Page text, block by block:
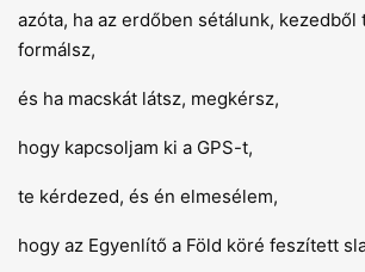
azóta, ha az erdőben sétálunk, kezedből
formálsz,
és ha macskát látsz, megkérsz,
hogy kapcsoljam ki a GPS-t,
te kérdezed, és én elmesélem,
hogy az Egyenlítő a Föld köré feszített